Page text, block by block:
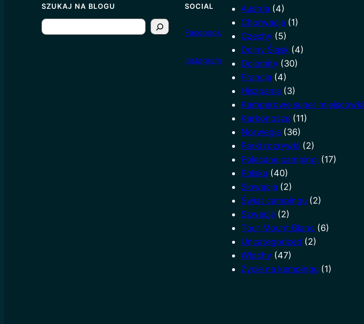
SZUKAJ NA BLOGU
S
SOCIAL
Facebook
Instagram
Austria (4)
Chorwacja (1)
Czechy (5)
Dolny Śląsk (4)
Dolomity (30)
Francja (4)
Hiszpania (3)
Kamperowe super miejscówki
Karkonosze (11)
Norwegia (36)
Parki rozrywki (2)
Polecane campingi (17)
Polska (40)
Słowacja (2)
Świat campingu (2)
Szwecja (2)
Tour Mount Blanc (6)
Uncategorized (2)
Włochy (47)
Życie na kempingu (1)